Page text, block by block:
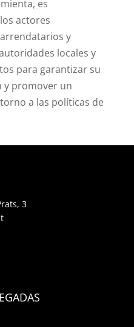
es
actores
y
locales y
para garantizar su
y promover un
a las políticas de
3